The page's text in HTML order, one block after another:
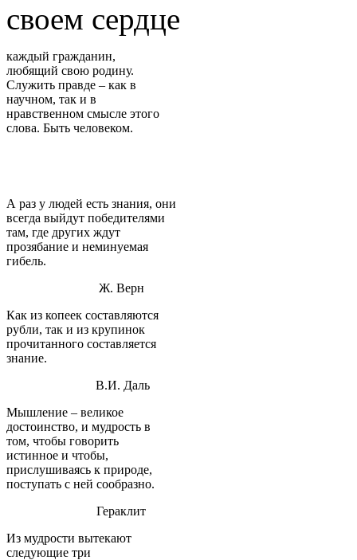
своем сердце
каждый гражданин,
любящий свою родину.
Служить правде – как в
научном, так и в
нравственном смысле этого
слова. Быть человеком.
А раз у людей есть знания, они
всегда выйдут победителями
там, где других ждут
прозябание и неминуемая
гибель.
Ж. Верн
Как из копеек составляются
рубли, так и из крупинок
прочитанного составляется
знание.
В.И. Даль
Мышление – великое
достоинство, и мудрость в
том, чтобы говорить
истинное и чтобы,
прислушиваясь к природе,
поступать с ней сообразно.
Гераклит
Из мудрости вытекают
следующие три